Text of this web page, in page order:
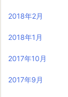
2018年2月
2018年1月
2017年10月
2017年9月